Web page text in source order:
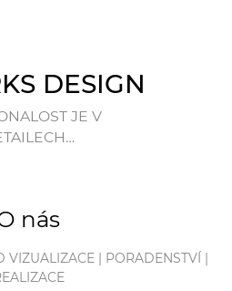
DESIGN
JE V
nás
VIZUALIZACE | PORADENSTVÍ |